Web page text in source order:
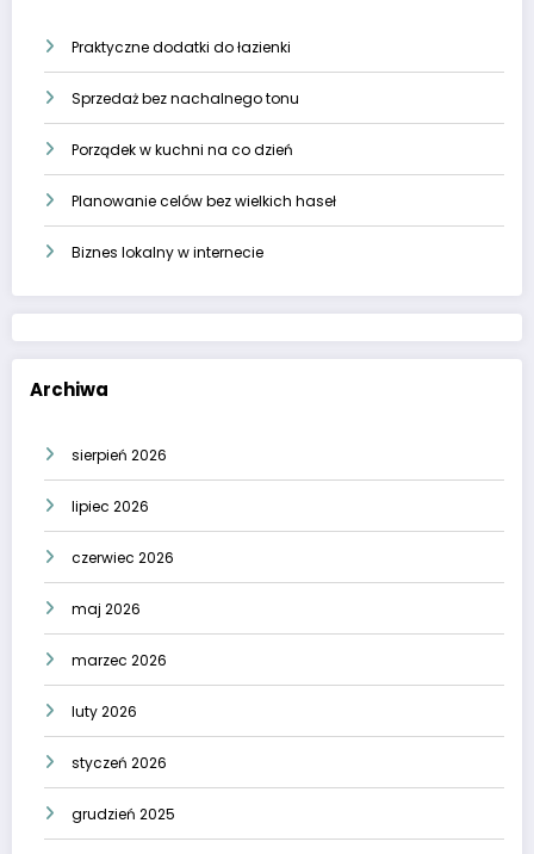
Praktyczne dodatki do łazienki
Sprzedaż bez nachalnego tonu
Porządek w kuchni na co dzień
Planowanie celów bez wielkich haseł
Biznes lokalny w internecie
Archiwa
sierpień 2026
lipiec 2026
czerwiec 2026
maj 2026
marzec 2026
luty 2026
styczeń 2026
grudzień 2025